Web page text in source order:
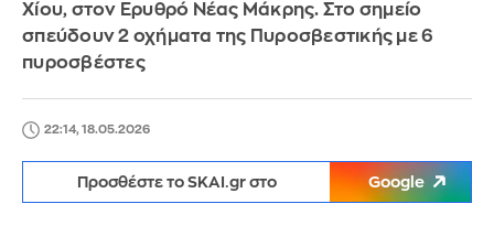
Χίου, στον Ερυθρό Νέας Μάκρης. Στο σημείο
σπεύδουν 2 οχήματα της Πυροσβεστικής με 6
πυροσβέστες
22:14, 18.05.2026
Προσθέστε το SKAI.gr στο Google